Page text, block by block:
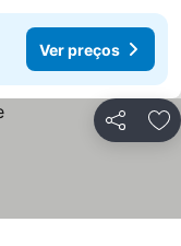
Ver preços
Partilhar